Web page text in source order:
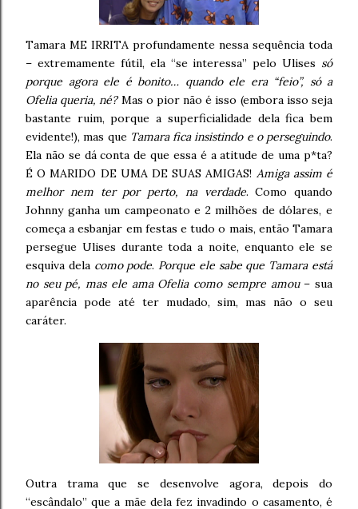
Tamara ME IRRITA profundamente nessa sequência toda
– extremamente fútil, ela “se interessa” pelo Ulises só
porque agora ele é bonito… quando ele era “feio”, só a
Ofelia queria, né?Mas o pior não é isso (embora isso seja
bastante ruim, porque a superficialidade dela fica bem
evidente!), mas que Tamara fica insistindo e o perseguindo.
Ela não se dá conta de que essa é a atitude de uma p*ta?
É O MARIDO DE UMA DE SUAS AMIGAS! Amiga assim é
melhor nem ter por perto, na verdade. Como quando
Johnny ganha um campeonato e 2 milhões de dólares, e
começa a esbanjar em festas e tudo o mais, então Tamara
persegue Ulises durante toda a noite, enquanto ele se
esquiva dela como pode. Porque ele sabe que Tamara está
no seu pé, mas ele ama Ofelia como sempre amou– sua
aparência pode até ter mudado, sim, mas não o seu
caráter.
Outra trama que se desenvolve agora, depois do
“escândalo” que a mãe dela fez invadindo o casamento, é